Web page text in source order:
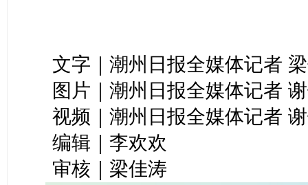
文字｜潮州日报全媒体记者
图片｜潮州日报全媒体记者
视频｜潮州日报全媒体记者
编辑｜李欢欢
审核｜梁佳涛